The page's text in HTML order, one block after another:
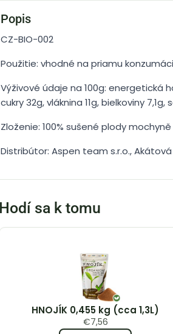
Popis
CZ-BIO-002
Použitie: vhodné na priamu
Výživové údaje na 100g: energetická
cukry 32g, vláknina 11g, bielkoviny 7,1g,
Zloženie: 100% sušené plody
Distribútor: Aspen team s.r.o., Akátová
Hodí sa k tomu
HNOJÍK 0,455 kg (cca 1,3L)
€7,56